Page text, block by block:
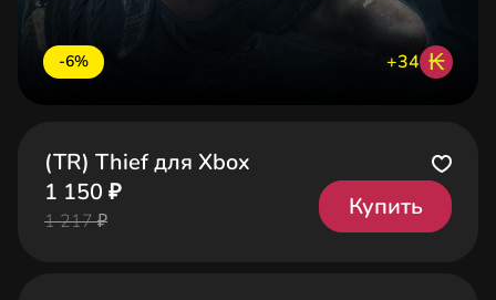
-6% +34 ₭
(TR) Thief для Xbox
1 150 ₽
1 217 ₽
Купить